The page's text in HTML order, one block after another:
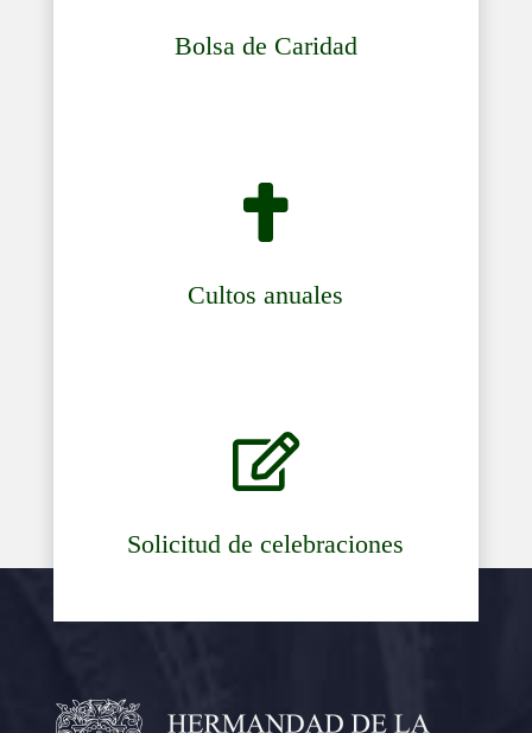
Bolsa de Caridad

Cultos anuales

Solicitud de celebraciones